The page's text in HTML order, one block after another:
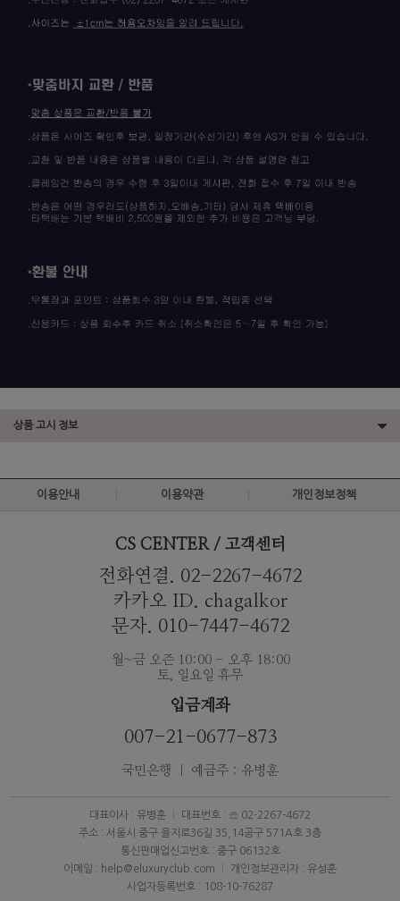
상품 고시 정보
이용안내 이용약관 개인정보정책
CS CENTER / 고객센터
전화연결. 02-2267-4672
카카오 ID. chagalkor
문자. 010-7447-4672
월~금 오즌 10:00 - 오후 18:00
토, 일요일 휴무
입금계좌
007-21-0677-873
국민은행 ｜ 예금주 : 유병훈
대표이사 : 유병훈
대표번호 : ☏ 02-2267-4672
주소 : 서울시 중구 을지로36길 35,14공구 571A호 3층
통신판매업신고번호 : 중구 06132호
이메일 : help@eluxuryclub.com
개인정보관리자 : 유성훈
사업자등록번호 : 108-10-76287